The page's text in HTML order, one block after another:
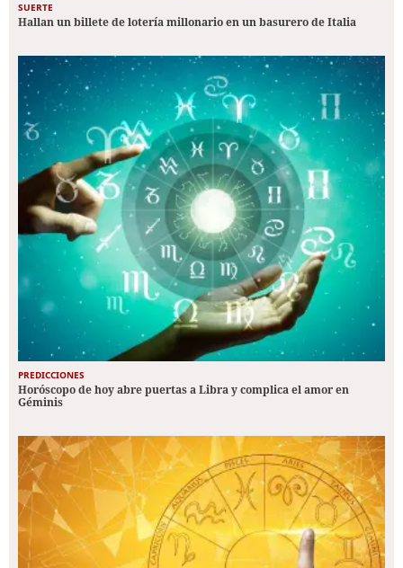
SUERTE
Hallan un billete de lotería millonario en un basurero de Italia
PREDICCIONES
Horóscopo de hoy abre puertas a Libra y complica el amor en
Géminis